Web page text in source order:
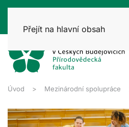
Přejít na hlavní obsah
Úvod Mezinárodní spolupráce